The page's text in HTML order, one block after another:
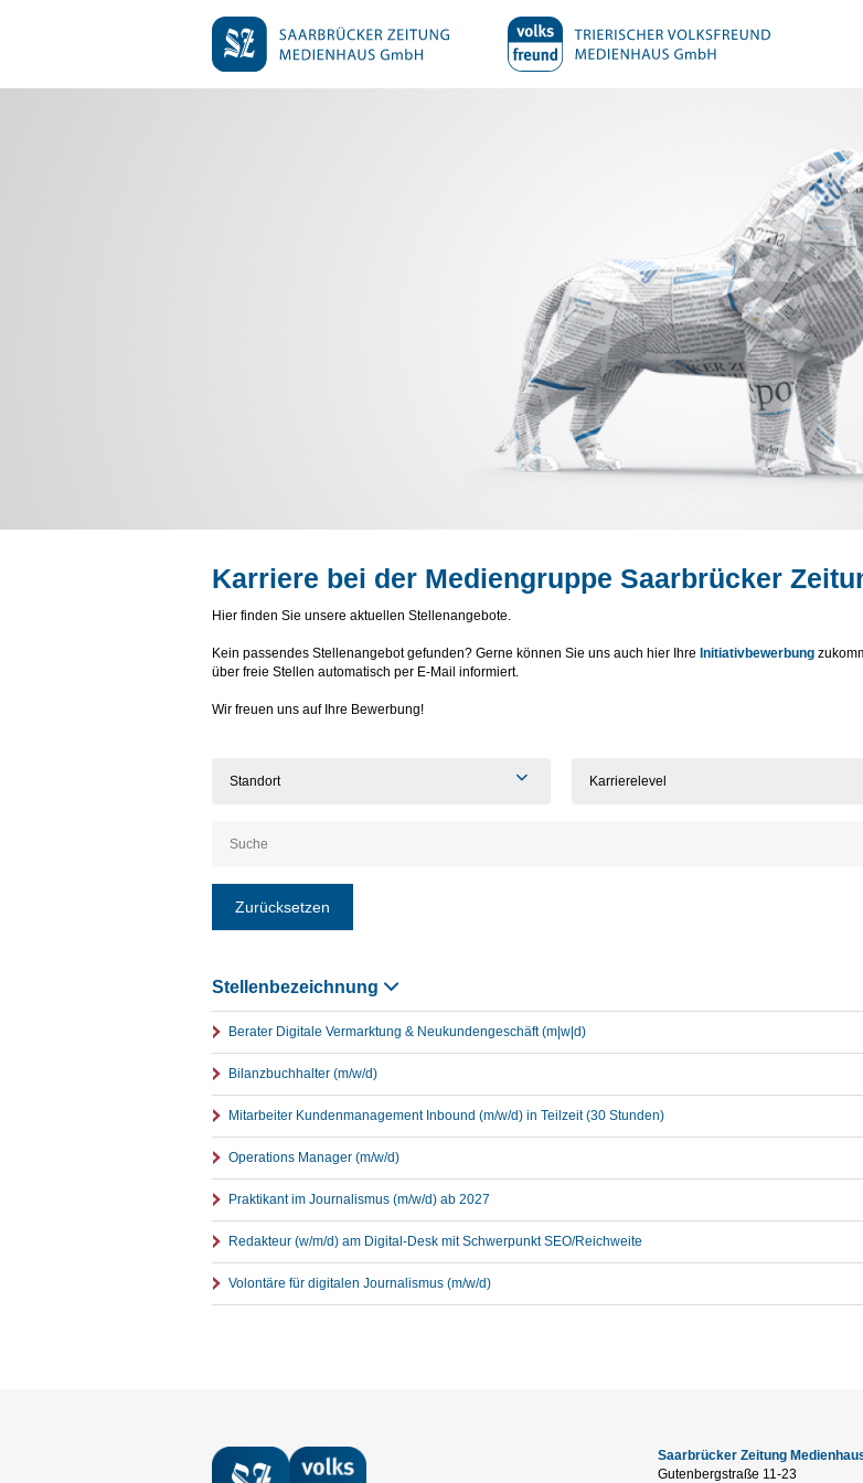
Karriere bei der Mediengruppe Saarbrücker
Hier finden Sie unsere aktuellen Stellenangebote.
Kein passendes Stellenangebot gefunden? Gerne können Sie uns auch hier Ihre Initiativbewerbung
über freie Stellen automatisch per E-Mail informiert.
Wir freuen uns auf Ihre Bewerbung!
Standort Karrierelevel
Zurücksetzen
Stellenbezeichnung
Berater Digitale Vermarktung & Neukundengeschäft (m|w|d)
Bilanzbuchhalter (m/w/d)
Mitarbeiter Kundenmanagement Inbound (m/w/d) in Teilzeit (30 Stunden)
Operations Manager (m/w/d)
Praktikant im Journalismus (m/w/d) ab 2027
Redakteur (w/m/d) am Digital-Desk mit Schwerpunkt SEO/Reichweite
Volontäre für digitalen Journalismus (m/w/d)
Saarbrücker Zeitung
Gutenbergstraße 11-23